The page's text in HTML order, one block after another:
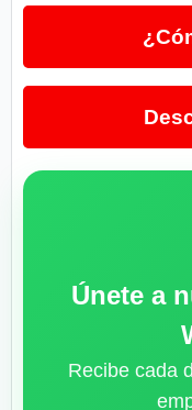
Únete a
Recibe cada